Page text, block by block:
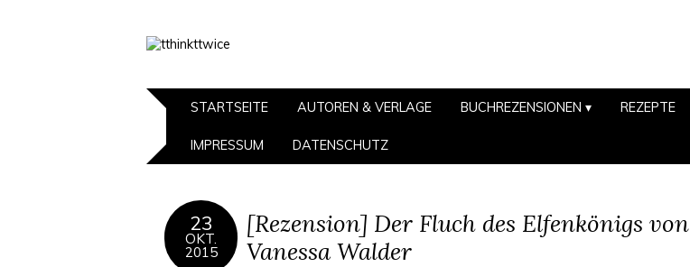
STARTSEITE AUTOREN & VERLAGE BUCHREZENSIONEN REZEPTE
IMPRESSUM DATENSCHUTZ
23
OKT.
2015
[Rezension] Der Fluch des Elfenkönigs von
Vanessa Walder